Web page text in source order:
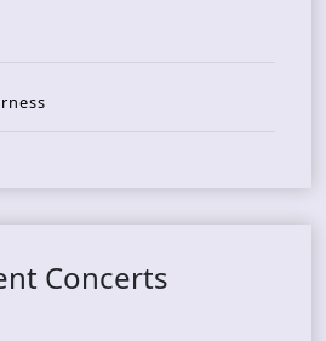
Concerts